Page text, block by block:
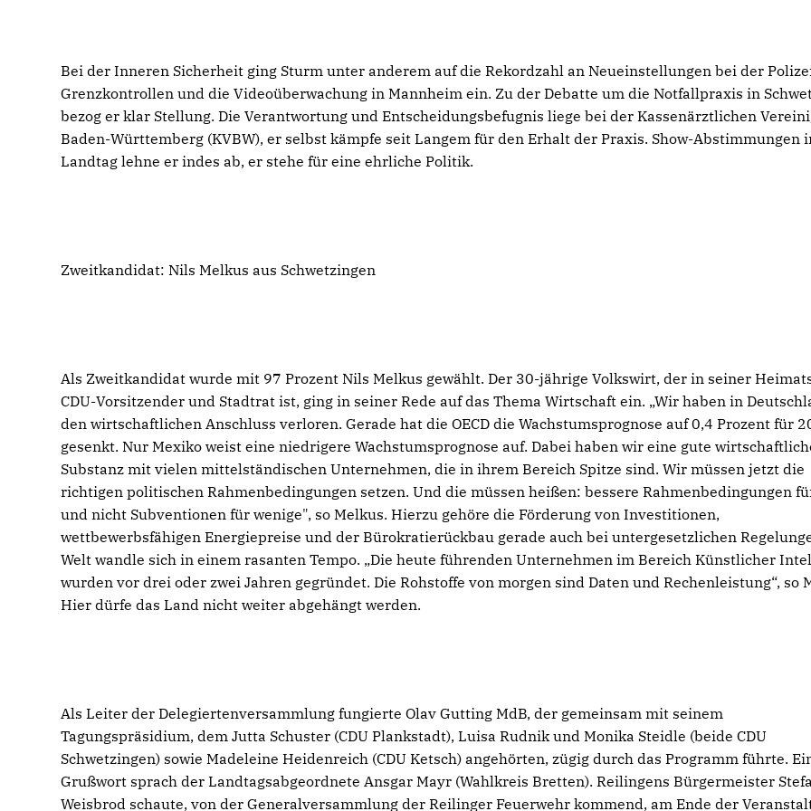
Bei der Inneren Sicherheit ging Sturm unter anderem auf die Rekordzahl an Neueinstellungen bei der
Grenzkontrollen und die Videoüberwachung in Mannheim ein. Zu der Debatte um die Notfallpraxis in
bezog er klar Stellung. Die Verantwortung und Entscheidungsbefugnis liege bei der Kassenärztlichen
Baden-Württemberg (KVBW), er selbst kämpfe seit Langem für den Erhalt der Praxis. Show-Abstimmungen
Landtag lehne er indes ab, er stehe für eine ehrliche Politik.
Zweitkandidat: Nils Melkus aus Schwetzingen
Als Zweitkandidat wurde mit 97 Prozent Nils Melkus gewählt. Der 30-jährige Volkswirt, der in seiner
CDU-Vorsitzender und Stadtrat ist, ging in seiner Rede auf das Thema Wirtschaft ein. „Wir haben in
den wirtschaftlichen Anschluss verloren. Gerade hat die OECD die Wachstumsprognose auf 0,4 Prozent für
gesenkt. Nur Mexiko weist eine niedrigere Wachstumsprognose auf. Dabei haben wir eine gute
Substanz mit vielen mittelständischen Unternehmen, die in ihrem Bereich Spitze sind. Wir müssen jetzt die
richtigen politischen Rahmenbedingungen setzen. Und die müssen heißen: bessere Rahmenbedingungen
und nicht Subventionen für wenige", so Melkus. Hierzu gehöre die Förderung von Investitionen,
wettbewerbsfähigen Energiepreise und der Bürokratierückbau gerade auch bei untergesetzlichen
Welt wandle sich in einem rasanten Tempo. „Die heute führenden Unternehmen im Bereich Künstlicher
wurden vor drei oder zwei Jahren gegründet. Die Rohstoffe von morgen sind Daten und Rechenleistung“, so
Hier dürfe das Land nicht weiter abgehängt werden.
Als Leiter der Delegiertenversammlung fungierte Olav Gutting MdB, der gemeinsam mit seinem
Tagungspräsidium, dem Jutta Schuster (CDU Plankstadt), Luisa Rudnik und Monika Steidle (beide CDU
Schwetzingen) sowie Madeleine Heidenreich (CDU Ketsch) angehörten, zügig durch das Programm führte.
Grußwort sprach der Landtagsabgeordnete Ansgar Mayr (Wahlkreis Bretten). Reilingens Bürgermeister
Weisbrod schaute, von der Generalversammlung der Reilinger Feuerwehr kommend, am Ende der